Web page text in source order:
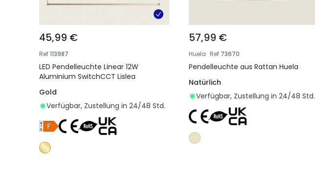
45,99 €
Ref113987
LED Pendelleuchte Linear 12W
Aluminium SwitchCCT Lislea
Gold
Verfügbar, Zustellung in 24/48 Std.
57,99 €
Huela Ref 73670
Pendelleuchte aus Rattan Huela
Natürlich
Verfügbar, Zustellung in 24/48 Std.